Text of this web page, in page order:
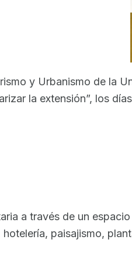
y Urbanismo de la
la extensión”, los
a través de un
paisajismo,